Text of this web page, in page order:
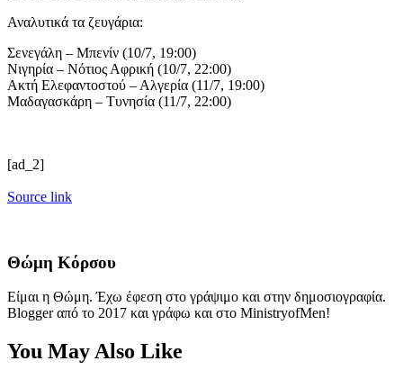
Αναλυτικά τα ζευγάρια:
Σενεγάλη – Μπενίν (10/7, 19:00)
Νιγηρία – Νότιος Αφρική (10/7, 22:00)
Ακτή Ελεφαντοστού – Αλγερία (11/7, 19:00)
Μαδαγασκάρη – Τυνησία (11/7, 22:00)
[ad_2]
Source link
Θώμη Κόρσου
Είμαι η Θώμη. Έχω έφεση στο γράψιμο και στην δημοσιογραφία.
Blogger από το 2017 και γράφω και στο MinistryofMen!
You May Also Like